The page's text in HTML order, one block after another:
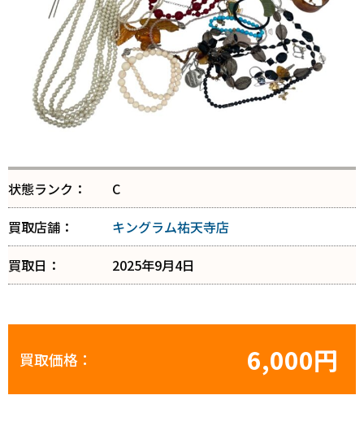
状態ランク：
C
買取店舗：
キングラム祐天寺店
買取日：
2025年9月4日
買取価格： 6,000円